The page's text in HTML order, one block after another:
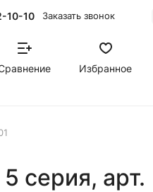
10-10 Заказать звонок
Избранное
серия, арт.